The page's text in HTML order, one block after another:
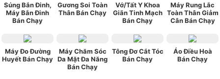
Súng Bắn Đinh,
Máy Bắn Đinh
Bán Chạy
Gương Soi Toàn
Thân Bán Chạy
Vớ/Tất Y Khoa
Giãn Tinh Mạch
Bán Chạy
Máy Rung Lắc
Toàn Thân Giảm
Cân Bán Chạy
Máy Đo Đường
Huyết Bán Chạy
Máy Chăm Sóc
Da Mặt Đa Năng
Bán Chạy
Tông Đơ Cắt Tóc
Bán Chạy
Áo Điều Hoà
Bán Chạy